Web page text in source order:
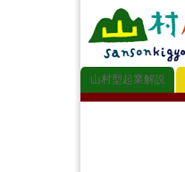
山村型起業解説